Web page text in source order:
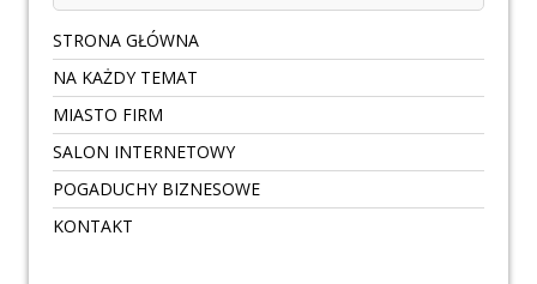
STRONA GŁÓWNA
NA KAŻDY TEMAT
MIASTO FIRM
SALON INTERNETOWY
POGADUCHY BIZNESOWE
KONTAKT